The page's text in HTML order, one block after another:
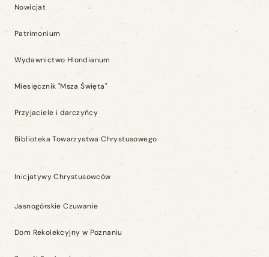
Nowicjat
Patrimonium
Wydawnictwo Hlondianum
Miesięcznik "Msza Święta"
Przyjaciele i darczyńcy
Biblioteka Towarzystwa Chrystusowego
Inicjatywy Chrystusowców
Jasnogórskie Czuwanie
Dom Rekolekcyjny w Poznaniu